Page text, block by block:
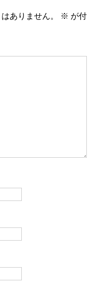
ありません。 ※ が付